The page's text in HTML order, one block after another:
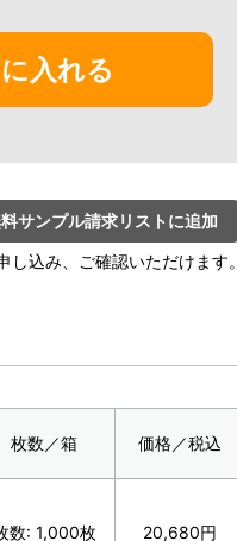
入れる
サンプル請求リストに追加
し込み、ご確認いただけます。
枚数／箱 価格／税込
数: 1,000枚 20,680円